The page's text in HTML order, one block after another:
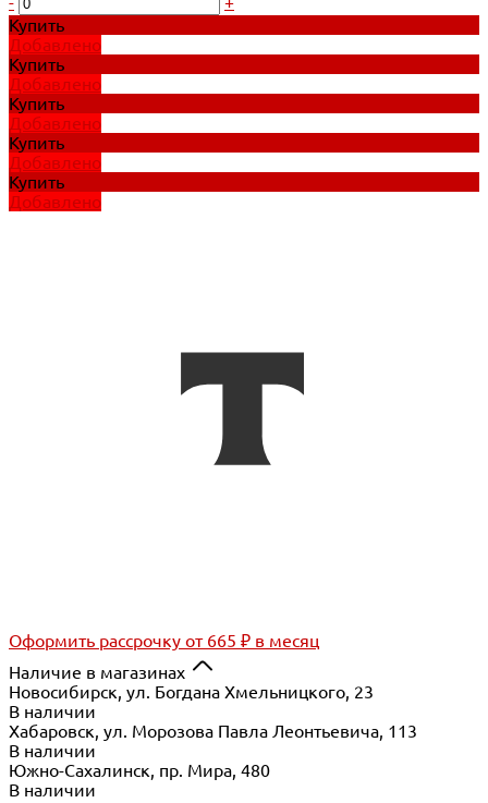
Купить
Добавлено
Купить
Добавлено
Купить
Добавлено
Купить
Добавлено
Купить
Добавлено
Оформить рассрочку от 665 ₽ в месяц
Наличие в магазинах
Новосибирск, ул. Богдана Хмельницкого, 23
В наличии
Хабаровск, ул. Морозова Павла Леонтьевича, 113
В наличии
Южно-Сахалинск, пр. Мира, 480
В наличии